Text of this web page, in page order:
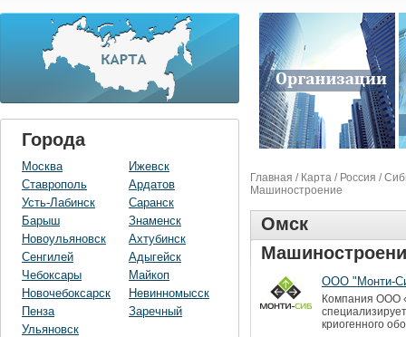
Города
Москва
Ставрополь
Усть-Лабинск
Барыш
Новоульяновск
Сенгилей
Чебоксары
Новочебоксарск
Пенза
Ульяновск
Ижевск
Ардатов
Саранск
Знаменск
Ахтубинск
Адыгейск
Майкоп
Невинномысск
Заречный
Главная / Карта / Россия /
Машиностроение
Омск
ООО "Монти-
Компания ООО
криогенного